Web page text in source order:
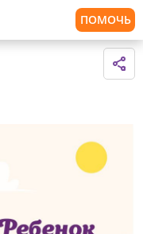
ПОМОЧЬ